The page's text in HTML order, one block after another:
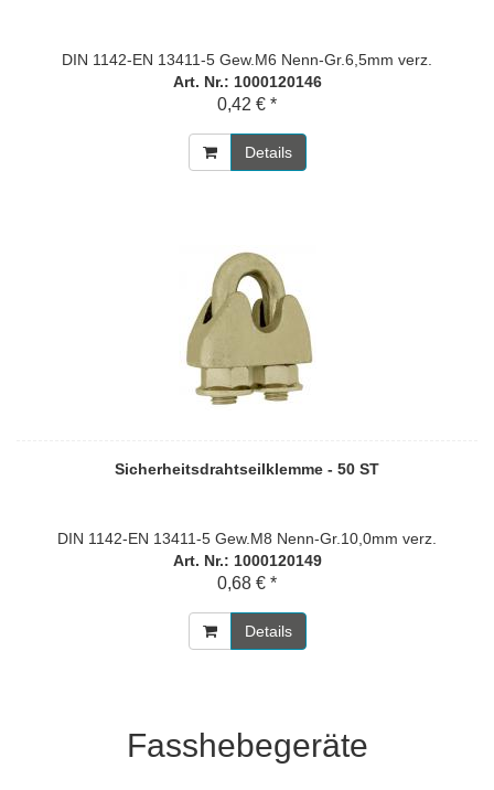
DIN 1142-EN 13411-5 Gew.M6 Nenn-Gr.6,5mm verz.
Art. Nr.: 1000120146
0,42 € *
Details
Sicherheitsdrahtseilklemme - 50 ST
DIN 1142-EN 13411-5 Gew.M8 Nenn-Gr.10,0mm verz.
Art. Nr.: 1000120149
0,68 € *
Details
Fasshebegeräte